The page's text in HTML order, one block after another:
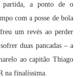
partida, a ponto de o
com a posse de bola
um revés ao perder
duas pancadas – a
ao capitão Thiago
na finalíssima.